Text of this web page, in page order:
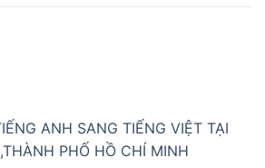
ANH SANG TIẾNG VIỆT TẠI
PHỐ HỒ CHÍ MINH